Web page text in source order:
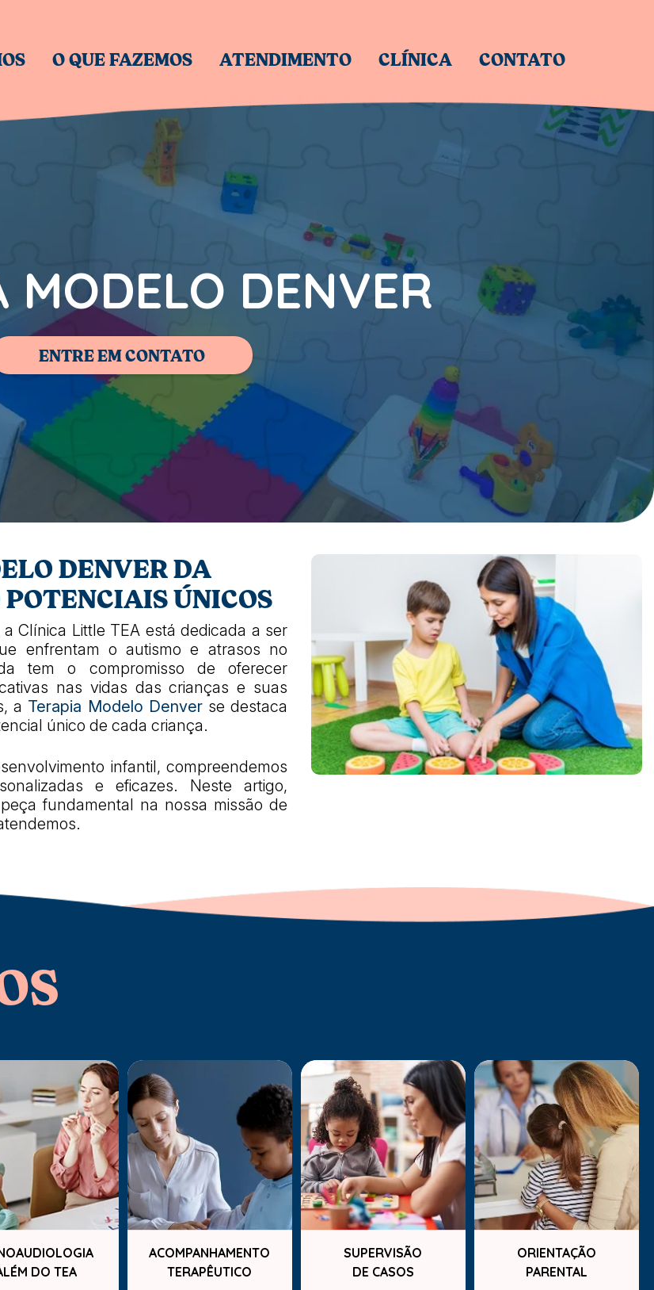
O QUE FAZEMOS ATENDIMENTO CLÍNICA CONTATO
MODELO DENVER
ENTRE EM CONTATO
DENVER DA
ÚNICOS
Clínica Little TEA está dedicada a ser
enfrentam o autismo e atrasos no
tem o compromisso de oferecer
nas vidas das crianças e suas
a Terapia Modelo Denverse destaca
único de cada criança.
infantil, compreendemos
e eficazes. Neste artigo,
fundamental na nossa missão de
DO TEA
ACOMPANHAMENTO
TERAPÊUTICO
SUPERVISÃO
DE CASOS
ORIENTAÇÃO
PARENTAL